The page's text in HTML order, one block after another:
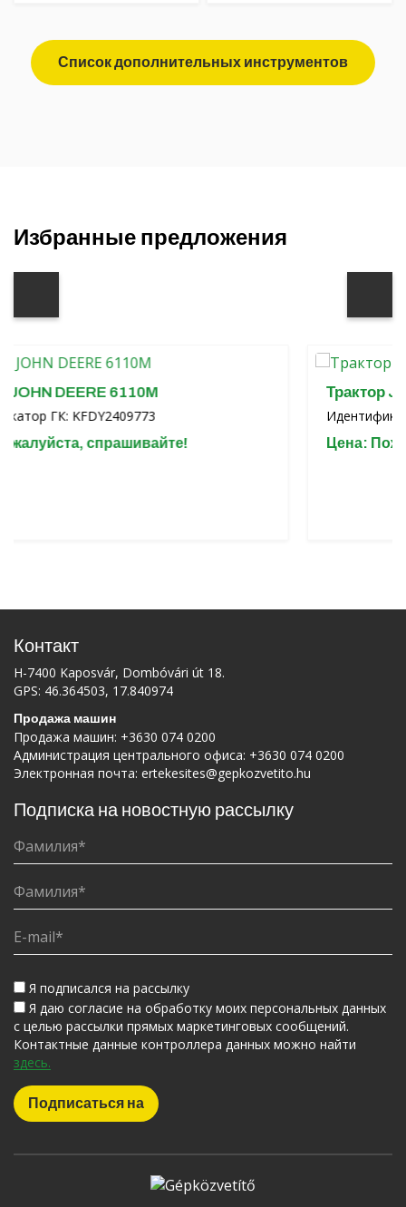
Список дополнительных инструментов
Избранные предложения
6110M
спрашивайте!
Трактор JOHN
Идентификатор ГК:
Цена: Пожалуйста,
Контакт
H-7400 Kaposvár, Dombóvári út 18.
GPS: 46.364503, 17.840974
Продажа машин
Продажа машин: +3630 074 0200
Администрация центрального офиса: +3630 074 0200
Электронная почта: ertekesites@gepkozvetito.hu
Подписка на новостную рассылку
Я подписался на рассылку
Я даю согласие на обработку моих персональных данных
с целью рассылки прямых маркетинговых сообщений.
Контактные данные контроллера данных можно найти
здесь.